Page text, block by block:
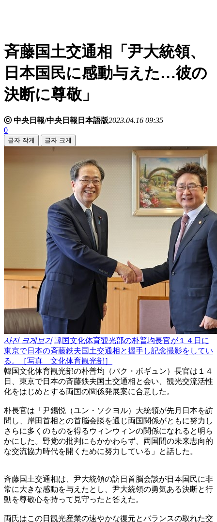
斉藤国土交通相「尹大統領、
日本国民に感動与えた…彼の
決断に尊敬」
ⓒ 中央日報/中央日報日本語版2023.04.16 09:35
0
글자 작게 글자 크게
사진 크게보기 韓国文化体育観光部の朴普均長官が１４日に
東京で日本の斉藤鉄夫国土交通相と握手し記念撮影をしてい
る。［写真 文化体育観光部］
韓国文化体育観光部の朴普均（パク・ボギュン）長官は１４
日、東京で日本の斉藤鉄夫国土交通相と会い、観光交流活性
化をはじめとする両国の関係発展案に合意した。
朴長官は「尹錫悦（ユン・ソクヨル）大統領が先月日本を訪
問し、岸田首相との首脳会談を通じ両国関係がともに努力し
さらに多くのものを得るウィンウィンの関係になれると明ら
かにした。野党の批判にもかかわらず、両国間の未来志向的
な交流協力時代を開くために努力している」と話した。
斉藤国土交通相は、尹大統領の訪日首脳会談が日本国民に非
常に大きな感動を与えたとし、尹大統領の勇気ある決断と行
動を尊敬心を持って見守ったと答えた。
両氏はこの日観光産業の速やかな復元とバランスの取れた交